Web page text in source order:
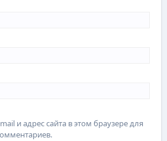
и адрес сайта в этом браузере для